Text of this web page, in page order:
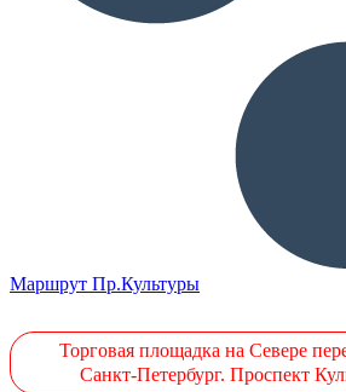
Маршрут Пр.Культуры
Торговая площадка на Севере
Санкт-Петербург. Проспект